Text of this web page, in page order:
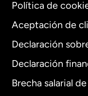
Política de
Aceptación de
Declaración
Declaración
Brecha salarial